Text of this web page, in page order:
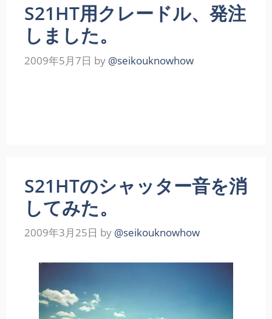
S21HT用クレードル、発注
しました。
2009年5月7日 by @seikouknowhow
S21HTのシャッター音を消
してみた。
2009年3月25日 by @seikouknowhow